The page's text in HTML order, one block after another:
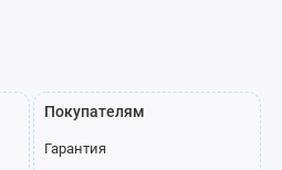
Покупателям
Гарантия